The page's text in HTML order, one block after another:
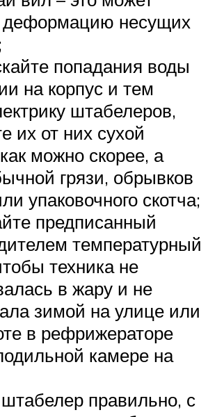
деформацию несущих
попадания воды
на корпус и тем
штабелеров,
их от них сухой
можно скорее, а
грязи, обрывков
упаковочного скотча;
предписанный
температурный
техника не
в жару и не
зимой на улице или
в рефрижераторе
камере на
правильно, с